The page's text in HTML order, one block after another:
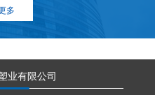
多
业有限公司